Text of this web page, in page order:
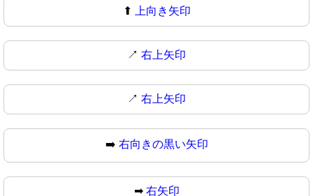
⬆ 上向き矢印
↗️ 右上矢印
↗ 右上矢印
➡️ 右向きの黒い矢印
➡ 右矢印